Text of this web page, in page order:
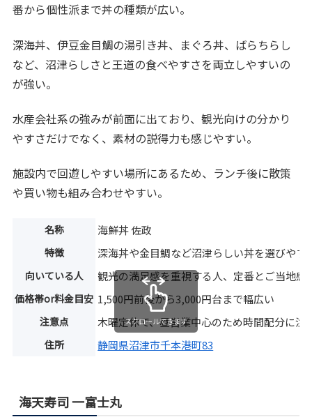
番から個性派まで丼の種類が広い。
深海丼、伊豆金目鯛の湯引き丼、まぐろ丼、ばらちらし
など、沼津らしさと王道の食べやすさを両立しやすいの
が強い。
水産会社系の強みが前面に出ており、観光向けの分かり
やすさだけでなく、素材の説得力も感じやすい。
施設内で回遊しやすい場所にあるため、ランチ後に散策
や買い物も組み合わせやすい。
名称 海鮮丼 佐政
特徴 深海丼や金目鯛など沼津らしい丼を選びやす
向いている人 観光の満足感を重視する人、定番とご当地感
価格帯or料金目安 1,500円前後から3,000円台まで幅広い
注意点 木曜定休で、昼営業中心のため時間配分に注
住所 静岡県沼津市千本港町83
スクロールできます
海天寿司 一富士丸